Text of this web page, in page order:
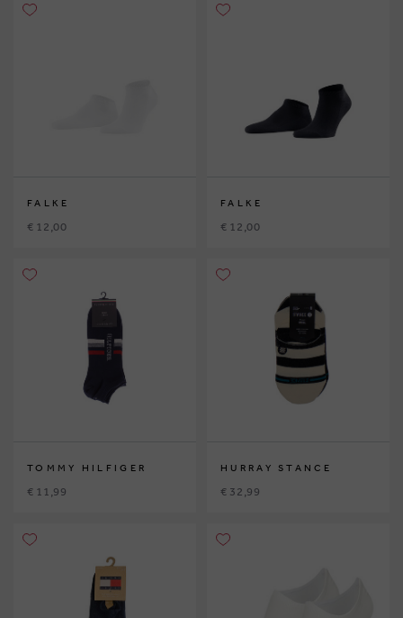
FALKE
€ 12,00
FALKE
€ 12,00
TOMMY HILFIGER
€ 11,99
HURRAY STANCE
€ 32,99